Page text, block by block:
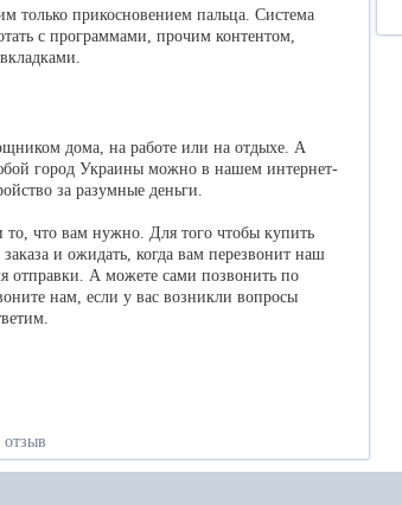
только прикосновением пальца. Система
с программами, прочим контентом,
дома, на работе или на отдыхе. А
город Украины можно в нашем интернет-
за разумные деньги.
то, что вам нужно. Для того чтобы купить
и ожидать, когда вам перезвонит наш
отправки. А можете сами позвонить по
нам, если у вас возникли вопросы
отзыв